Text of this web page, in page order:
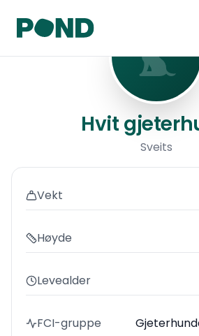
Hvit gjeterhund
Hvit
Sveits
Vekt
Høyde
Levealder
FCI-gruppe